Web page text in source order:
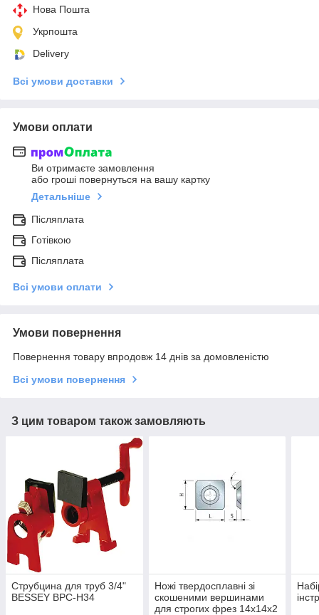
Нова Пошта
Укрпошта
Delivery
Всі умови доставки
Умови оплати
Ви отримаєте замовлення
або гроші повернуться на вашу картку
Детальніше
Післяплата
Готівкою
Післяплата
Всі умови оплати
Умови повернення
Повернення товару впродовж 14 днів за домовленістю
Всі умови повернення
З цим товаром також замовляють
Струбцина для труб 3/4"
BESSEY BPC-H34
Ножі твердосплавні зі
скошеними вершинами
для строгих фрез 14х14х2